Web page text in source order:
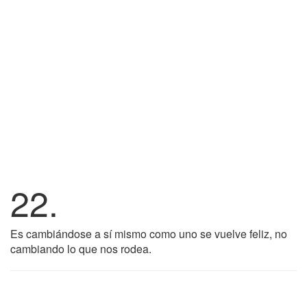
22.
Es cambiándose a sí mismo como uno se vuelve feliz, no
cambiando lo que nos rodea.